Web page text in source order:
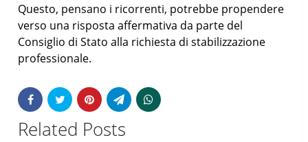
Questo, pensano i ricorrenti, potrebbe propendere
verso una risposta affermativa da parte del
Consiglio di Stato alla richiesta di stabilizzazione
professionale.
Related Posts